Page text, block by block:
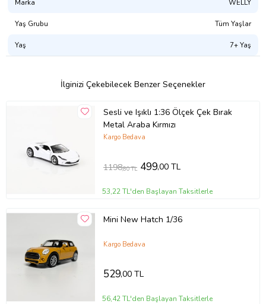
Marka WELLY
Yaş Grubu Tüm Yaşlar
Yaş 7+ Yaş
İlginizi Çekebilecek Benzer Seçenekler
Sesli ve Işıklı 1:36 Ölçek Çek Bırak
Metal Araba Kırmızı
Kargo Bedava
1198,80 TL 499,00 TL
53,22 TL'den Başlayan Taksitlerle
Mini New Hatch 1/36
Kargo Bedava
529,00 TL
56,42 TL'den Başlayan Taksitlerle